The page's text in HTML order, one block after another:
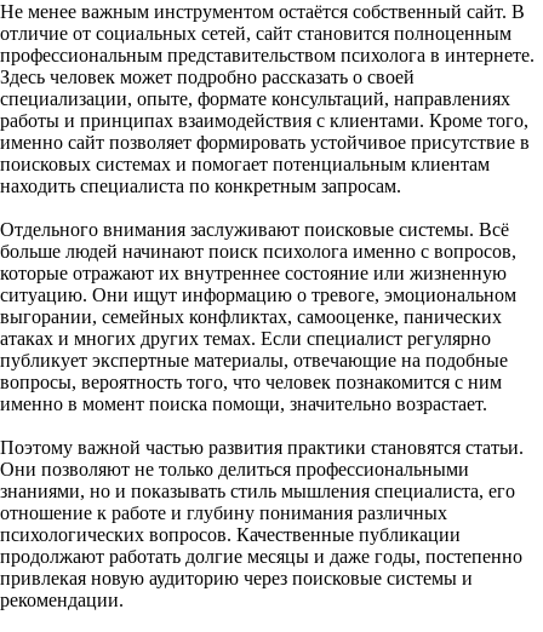
Не менее важным инструментом остаётся собственный сайт. В
отличие от социальных сетей, сайт становится полноценным
профессиональным представительством психолога в интернете.
Здесь человек может подробно рассказать о своей
специализации, опыте, формате консультаций, направлениях
работы и принципах взаимодействия с клиентами. Кроме того,
именно сайт позволяет формировать устойчивое присутствие в
поисковых системах и помогает потенциальным клиентам
находить специалиста по конкретным запросам.
Отдельного внимания заслуживают поисковые системы. Всё
больше людей начинают поиск психолога именно с вопросов,
которые отражают их внутреннее состояние или жизненную
ситуацию. Они ищут информацию о тревоге, эмоциональном
выгорании, семейных конфликтах, самооценке, панических
атаках и многих других темах. Если специалист регулярно
публикует экспертные материалы, отвечающие на подобные
вопросы, вероятность того, что человек познакомится с ним
именно в момент поиска помощи, значительно возрастает.
Поэтому важной частью развития практики становятся статьи.
Они позволяют не только делиться профессиональными
знаниями, но и показывать стиль мышления специалиста, его
отношение к работе и глубину понимания различных
психологических вопросов. Качественные публикации
продолжают работать долгие месяцы и даже годы, постепенно
привлекая новую аудиторию через поисковые системы и
рекомендации.